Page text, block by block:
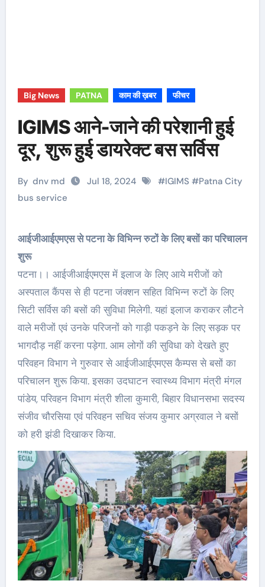
Big News PATNA काम की ख़बर फीचर
IGIMS आने-जाने की परेशानी हुई
दूर, शुरू हुई डायरेक्ट बस सर्विस
By dnv md Jul 18, 2024 #IGIMS #Patna City
bus service
आईजीआईएमएस से पटना के विभिन्न रुटों के लिए बसों का परिचालन
शुरू
पटना।। आईजीआईएमएस में इलाज के लिए आये मरीजों को
अस्पताल कैंपस से ही पटना जंक्शन सहित विभिन्न रुटों के लिए
सिटी सर्विस की बसों की सुविधा मिलेगी. यहां इलाज कराकर लौटने
वाले मरीजों एवं उनके परिजनों को गाड़ी पकड़ने के लिए सड़क पर
भागदौड़ नहीं करना पड़ेगा. आम लोगों की सुविधा को देखते हुए
परिवहन विभाग ने गुरुवार से आईजीआईएमएस कैम्पस से बसों का
परिचालन शुरू किया. इसका उदघाटन स्वास्थ्य विभाग मंत्री मंगल
पांडेय, परिवहन विभाग मंत्री शीला कुमारी, बिहार विधानसभा सदस्य
संजीव चौरसिया एवं परिवहन सचिव संजय कुमार अग्रवाल ने बसों
को हरी झंडी दिखाकर किया.